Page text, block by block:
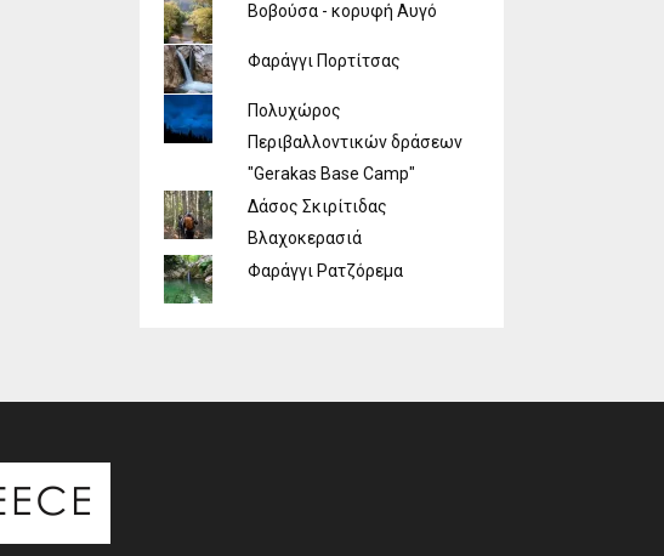
Βοβούσα - κορυφή Αυγό
Φαράγγι Πορτίτσας
Πολυχώρος
Περιβαλλοντικών δράσεων
"Gerakas Base Camp"
Δάσος Σκιρίτιδας
Βλαχοκερασιά
Φαράγγι Ρατζόρεμα